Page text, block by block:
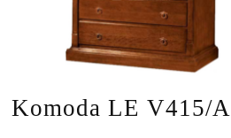
Komoda LE V415/A